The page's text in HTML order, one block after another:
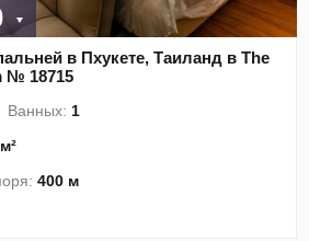
в Пхукете, Таиланд в The
№ 18715
Ванных: 1
400 м